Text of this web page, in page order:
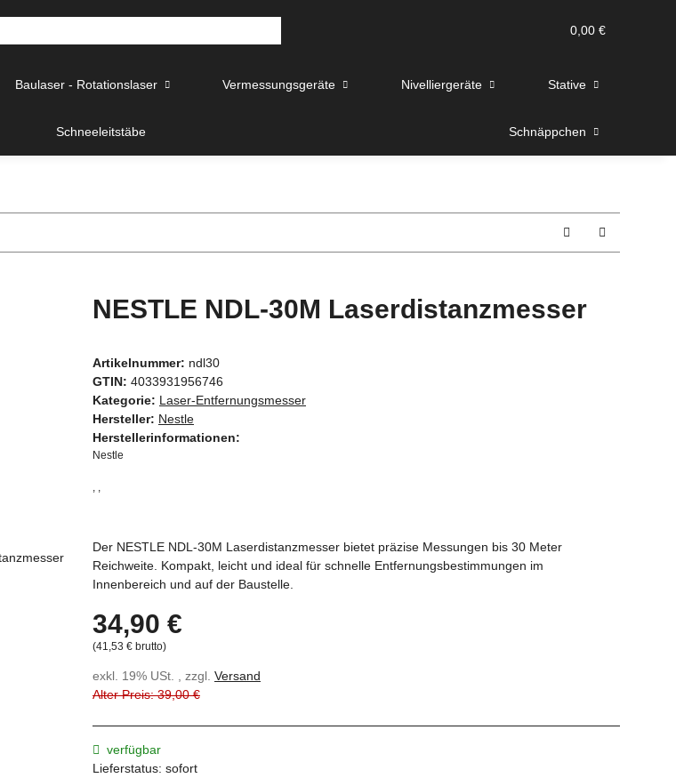
0,00 €
Baulaser - Rotationslaser Vermessungsgeräte Nivelliergeräte Stative
Schneeleitstäbe Schnäppchen
NESTLE NDL-30M Laserdistanzmesser
Artikelnummer: ndl30
GTIN: 4033931956746
Kategorie: Laser-Entfernungsmesser
Hersteller: Nestle
Herstellerinformationen:
Nestle
, ,
Der NESTLE NDL-30M Laserdistanzmesser bietet präzise Messungen bis 30 Meter
Reichweite. Kompakt, leicht und ideal für schnelle Entfernungsbestimmungen im
Innenbereich und auf der Baustelle.
34,90 €
(41,53 € brutto)
exkl. 19% USt. , zzgl. Versand
Alter Preis: 39,00 €
verfügbar
Lieferstatus: sofort